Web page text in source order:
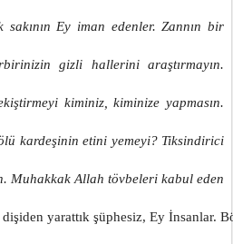
Ey iman edenler. Zannın bir
yarattık şüphesiz, Ey İnsanlar.